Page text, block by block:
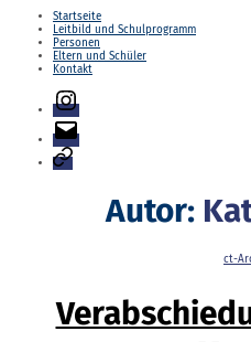
Startseite
Leitbild und Schulprogramm
Personen
Eltern und Schüler
Kontakt
Instagram
E-
Mail
Login
Autor:
ct-